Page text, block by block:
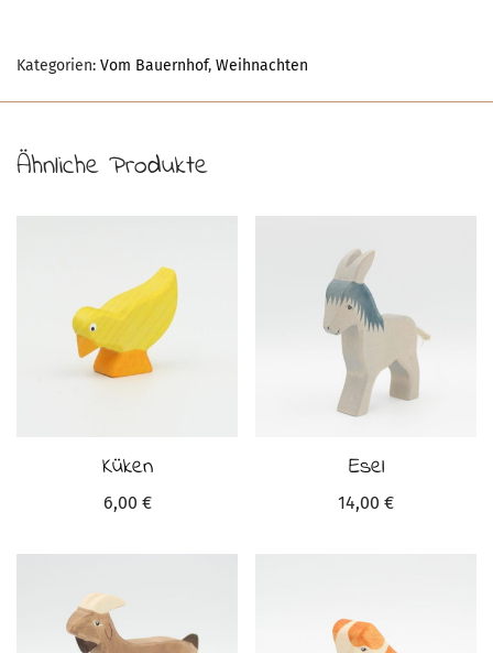
Kategorien: Vom Bauernhof, Weihnachten
Ähnliche Produkte
Küken
6,00 €
Esel
14,00 €